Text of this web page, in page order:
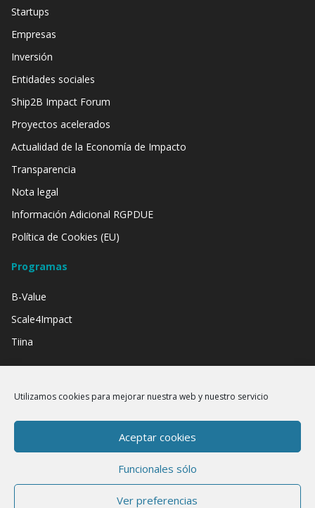
Utilizamos cookies para mejorar nuestra web y nuestro servicio
Aceptar cookies
Funcionales sólo
Ver preferencias
Startups
Empresas
Inversión
Entidades sociales
Ship2B Impact Forum
Proyectos acelerados
Actualidad de la Economía de Impacto
Transparencia
Nota legal
Información Adicional RGPDUE
Política de Cookies (EU)
Programas
B-Value
Scale4Impact
Tiina